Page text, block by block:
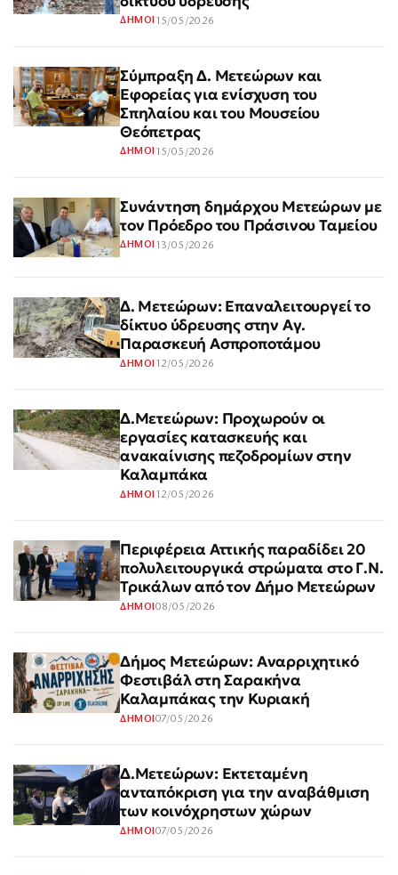
ΔΗΜΟΙ 15/05/2026
Σύμπραξη Δ. Μετεώρων και
Εφορείας για ενίσχυση του
Σπηλαίου και του Μουσείου
Θεόπετρας
ΔΗΜΟΙ 15/05/2026
Συνάντηση δημάρχου Μετεώρων με
τον Πρόεδρο του Πράσινου Ταμείου
ΔΗΜΟΙ 13/05/2026
Δ. Μετεώρων: Επαναλειτουργεί το
δίκτυο ύδρευσης στην Αγ.
Παρασκευή Ασπροποτάμου
ΔΗΜΟΙ 12/05/2026
Δ.Μετεώρων: Προχωρούν οι
εργασίες κατασκευής και
ανακαίνισης πεζοδρομίων στην
Καλαμπάκα
ΔΗΜΟΙ 12/05/2026
Περιφέρεια Αττικής παραδίδει 20
πολυλειτουργικά στρώματα στο Γ.Ν.
Τρικάλων από τον Δήμο Μετεώρων
ΔΗΜΟΙ 08/05/2026
Δήμος Μετεώρων: Αναρριχητικό
Φεστιβάλ στη Σαρακήνα
Καλαμπάκας την Κυριακή
ΔΗΜΟΙ 07/05/2026
Δ.Μετεώρων: Εκτεταμένη
ανταπόκριση για την αναβάθμιση
των κοινόχρηστων χώρων
ΔΗΜΟΙ 07/05/2026